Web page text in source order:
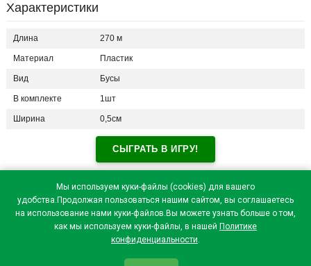
Мы используем куки-файлы (cookies) для вашего
удобства.Продолжая пользоваться нашим сайтом, вы соглашаетесь
на использование нами куки-файлов.Вы можете узнать больше о том,
как мы используем куки-файлы, в нашей Политике
конфиденциальности.
Характеристики
Длина 270 м
Материал Пластик
Вид Бусы
В комплекте 1шт
Ширина 0,5см
СЫГРАТЬ В ИГРУ!